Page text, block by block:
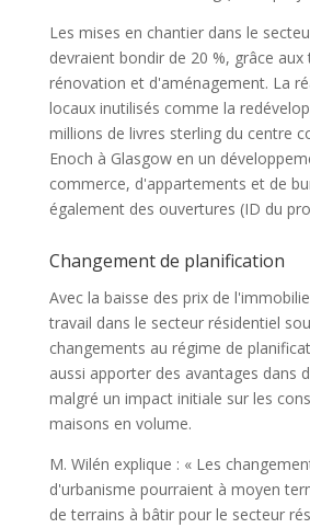
Les mises en chantier dans le
devraient bondir de 20 %, grâce aux
rénovation et d'aménagement. La
locaux inutilisés comme la
millions de livres sterling du centre
Enoch à Glasgow en un
commerce, d'appartements et de
également des ouvertures (ID du
Changement de planification
Avec la baisse des prix de
travail dans le secteur résidentiel
changements au régime de
aussi apporter des avantages dans
malgré un impact initiale sur les
maisons en volume.
M. Wilén explique : « Les
d'urbanisme pourraient à moyen
de terrains à bâtir pour le secteur